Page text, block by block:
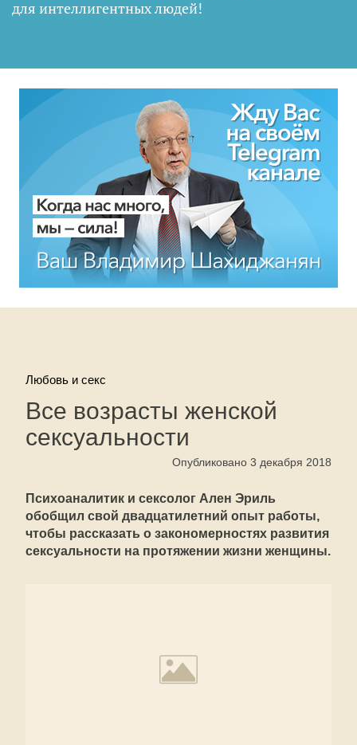
для интеллигентных людей!
Любовь и секс
Все возрасты женской
сексуальности
Опубликовано 3 декабря 2018
Психоаналитик и сексолог Ален Эриль
обобщил свой двадцатилетний опыт работы,
чтобы рассказать о закономерностях развития
сексуальности на протяжении жизни женщины.